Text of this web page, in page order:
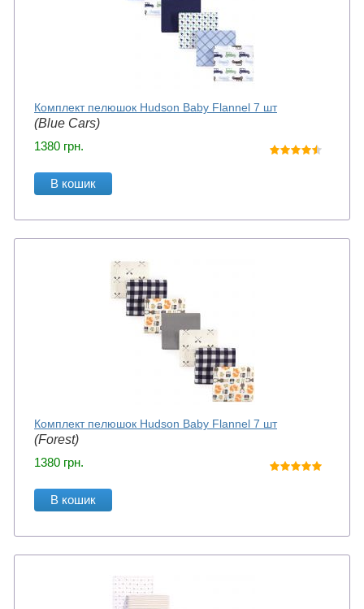
Комплект пелюшок Hudson Baby Flannel 7 шт
(Blue Cars)
1380 грн.
В кошик
Комплект пелюшок Hudson Baby Flannel 7 шт
(Forest)
1380 грн.
В кошик